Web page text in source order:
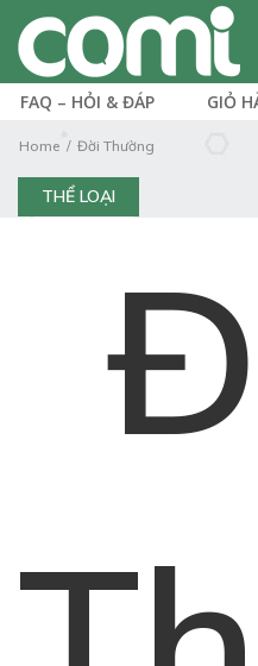
FAQ – HỎI & ĐÁP GIỎ
Home Đời Thường
THỂ LOẠI